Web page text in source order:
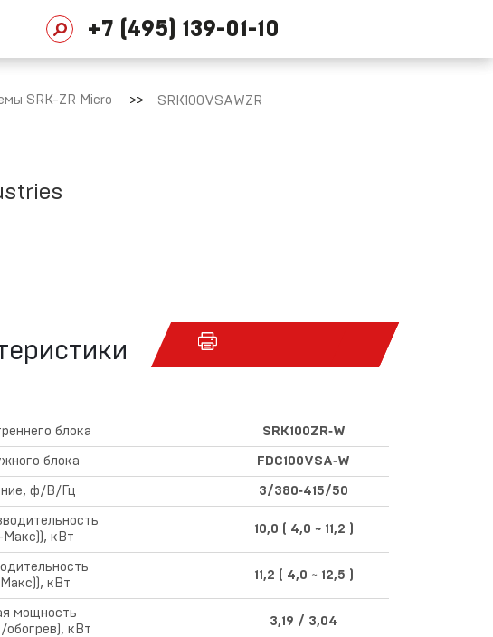
+7 (495) 139-01-10
SRK-ZR Micro SRK100VSAWZR
блока SRK100ZR‑W
блока FDC100VSA‑W
ф/В/Гц 3/380‑415/50
Макс)), кВт
10,0 ( 4,0 ~ 11,2 )
кВт
11,2 ( 4,0 ~ 12,5 )
мощность
обогрев), кВт
3,19 / 3,04